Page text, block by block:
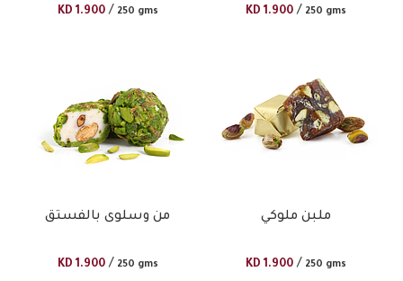
KD 1.900 / 250 gms KD 1.900 / 250 gms
من وسلوى بالفستق
KD 1.900 / 250 gms
ملبن ملوكي
KD 1.900 / 250 gms